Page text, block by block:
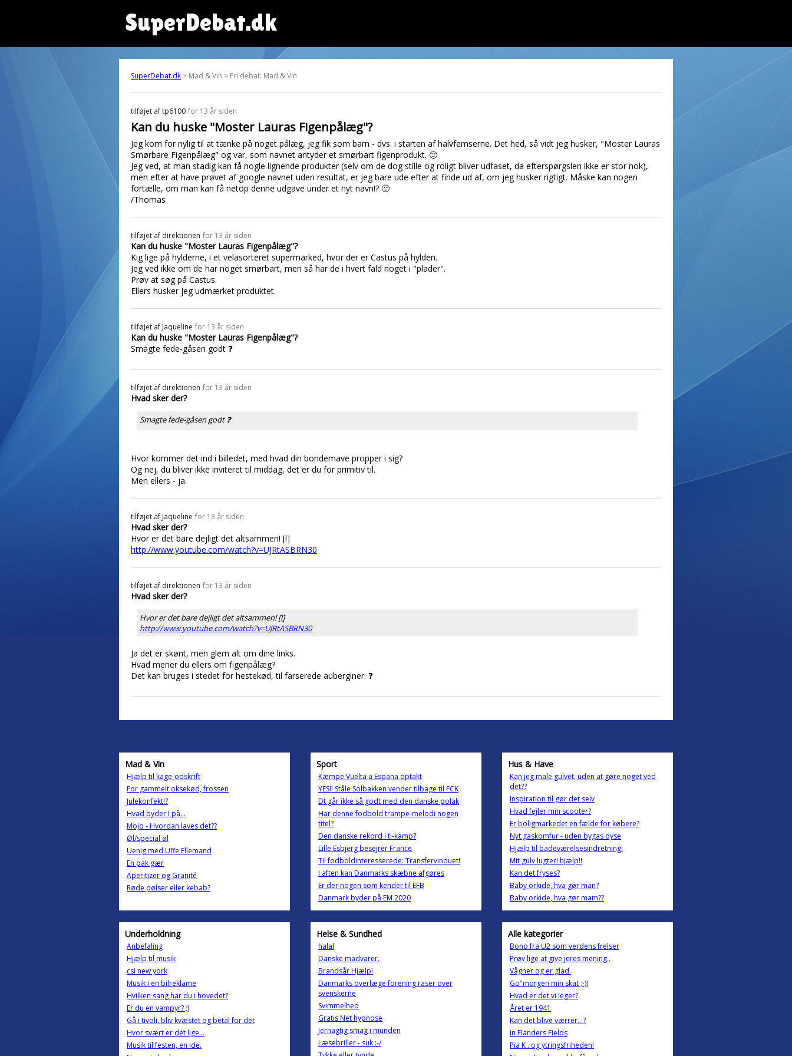
SuperDebat.dk
SuperDebat.dk > Mad & Vin > Fri debat: Mad & Vin
tilføjet aftp6100 for 13 år siden
Kan du huske "Moster Lauras Figenpålæg"?
Jeg kom for nylig til at tænke på noget pålæg, jeg fik som barn - dvs. i starten af halvfemserne. Det hed, så vidt jeg husker, "Moster Lauras
Smørbare Figenpålæg" og var, som navnet antyder et smørbart figenprodukt. 🙂
Jeg ved, at man stadig kan få nogle lignende produkter (selv om de dog stille og roligt bliver udfaset, da efterspørgslen ikke er stor nok),
men efter at have prøvet af google navnet uden resultat, er jeg bare ude efter at finde ud af, om jeg husker rigtigt. Måske kan nogen
fortælle, om man kan få netop denne udgave under et nyt navn!? 🙂
/Thomas
tilføjet af direktionen for 13 år siden
Kan du huske "Moster Lauras Figenpålæg"?
Kig lige på hylderne, i et velasorteret supermarked, hvor der er Castus på hylden.
Jeg ved ikke om de har noget smørbart, men så har de i hvert fald noget i "plader".
Prøv at søg på Castus.
Ellers husker jeg udmærket produktet.
tilføjet af Jaqueline for 13 år siden
Kan du huske "Moster Lauras Figenpålæg"?
Smagte fede-gåsen godt ❓
tilføjet af direktionen for 13 år siden
Hvad sker der?
Smagte fede-gåsen godt ❓
Hvor kommer det ind i billedet, med hvad din bondemave propper i sig?
Og nej, du bliver ikke inviteret til middag, det er du for primitiv til.
Men ellers - ja.
tilføjet af Jaqueline for 13 år siden
Hvad sker der?
Hvor er det bare dejligt det altsammen! [l]
http://www.youtube.com/watch?v=UJRtASBRN30
tilføjet af direktionen for 13 år siden
Hvad sker der?
Hvor er det bare dejligt det altsammen! [l]
http://www.youtube.com/watch?v=UJRtASBRN30
Ja det er skønt, men glem alt om dine links.
Hvad mener du ellers om figenpålæg?
Det kan bruges i stedet for hestekød, til farserede auberginer. ❓
Mad & Vin
Hjælp til kage-opskrift
For gammelt oksekød, frossen
Julekonfekt!?
Hvad byder I på...
Mojo - Hvordan laves det??
Øl/special øl
Uenig med Uffe Ellemand
En pak gær
Aperitizer og Granité
Røde pølser eller kebab?
Sport
Kæmpe Vuelta a Espana optakt
YES!! Ståle Solbakken vender tilbage til FCK
Dt går ikke så godt med den danske polak
Har denne fodbold trampe-melodi nogen
titel?
Den danske rekord i ti-kamp?
Lille Esbjerg besejrer France
Til fodboldinteresserede: Transfervinduet!
I aften kan Danmarks skæbne afgøres
Er der nogen som kender til EFB
Danmark byder på EM 2020
Hus & Have
Kan jeg male gulvet, uden at gøre noget ved
det??
Inspiration til gør det selv
Hvad fejler min scooter?
Er boligmarkedet en fælde for købere?
Nyt gaskomfur - uden bygas dyse
Hjælp til badeværelsesindretning!
Mit gulv lugter! hjælp!!
Kan det fryses?
Baby orkide, hva gør man?
Baby orkide, hva gør mam??
Underholdning
Anbefaling
Hjælp til musik
csi new york
Musik i en bilreklame
Hvilken sang har du i hovedet?
Er du en vampyr? ;)
Gå i tivoli, bliv kvæstet og betal for det
Hvor svært er det lige...
Musik til festen, en ide.
Helse & Sundhed
halal
Danske madvarer.
Brandsår Hjælp!
Danmarks overlæge forening raser over
svenskerne
Svimmelhed
Gratis Net hypnose
Jernagtig smag i munden
Læsebriller - suk :-/
Alle kategorier
Bono fra U2 som verdens frelser
Prøv lige at give jeres mening..
Vågner og er glad.
Go"morgen min skat ;-))
Hvad er det vi leger?
Året er 1941
Kan det blive værrer...?
In Flanders Fields
Pia K . og ytringsfriheden!